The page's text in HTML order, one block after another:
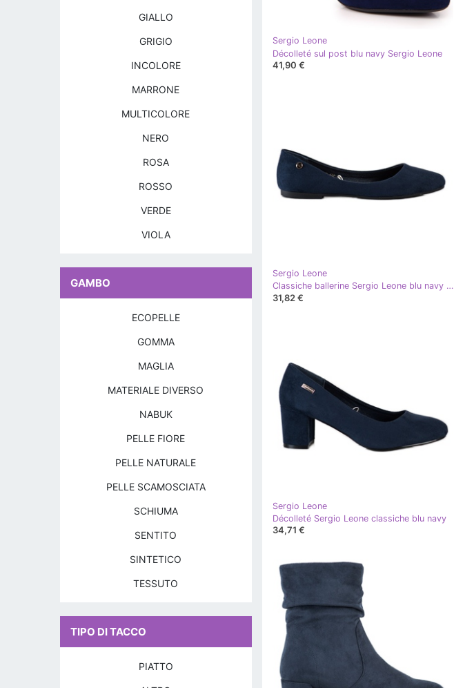
Sergio Leone
Décolleté sul post blu navy Sergio Leone
41,90 €
Sergio Leone
Classiche ballerine Sergio Leone blu navy blu
31,82 €
Sergio Leone
Décolleté Sergio Leone classiche blu navy
34,71 €
GIALLO
GRIGIO
INCOLORE
MARRONE
MULTICOLORE
NERO
ROSA
ROSSO
VERDE
VIOLA
GAMBO
ECOPELLE
GOMMA
MAGLIA
MATERIALE DIVERSO
NABUK
PELLE FIORE
PELLE NATURALE
PELLE SCAMOSCIATA
SCHIUMA
SENTITO
SINTETICO
TESSUTO
TIPO DI TACCO
PIATTO